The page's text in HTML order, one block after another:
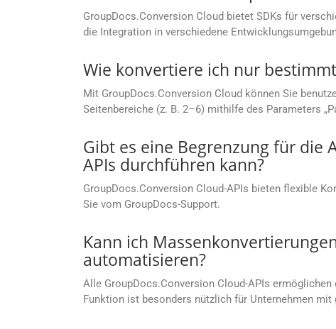
GroupDocs.Conversion Cloud bietet SDKs für
die Integration in verschiedene
Wie konvertiere ich nur
Mit GroupDocs.Conversion Cloud können Sie
Seitenbereiche (z. B. 2–6) mithilfe des Parameters
Gibt es eine Begrenzung für die
APIs durchführen kann?
GroupDocs.Conversion Cloud-APIs bieten flexible
Sie vom GroupDocs-Support.
Kann ich
automatisieren?
Alle GroupDocs.Conversion Cloud-APIs ermöglichen
Funktion ist besonders nützlich für Unternehmen